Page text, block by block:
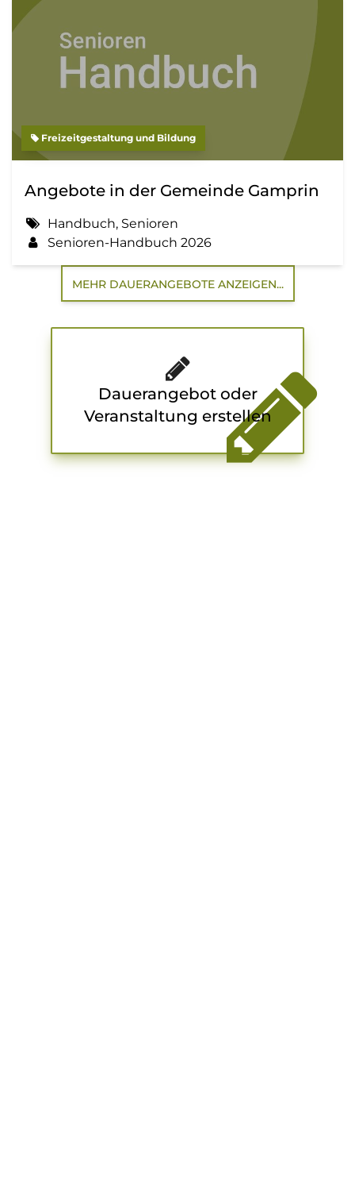
Freizeitgestaltung und Bildung
Angebote in der Gemeinde Gamprin
Handbuch, Senioren
Senioren-Handbuch 2026
MEHR DAUERANGEBOTE ANZEIGEN...
Dauerangebot oder
Veranstaltung erstellen